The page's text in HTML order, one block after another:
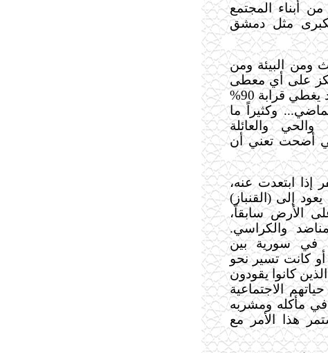
أبناء المجتمع
مثل دمشق
ومن البيئة ومن
على أي معطى
من القيم، أو القناعات الأخلاقية. كان التقليد يغطي قرابة 90%
وكثيراً ما
والحي والعائلة
أضحت تعني أن
إذا ابتعدت عنه،
إلى (القنباز)
الأرض سابقاً،
والكراسي.
في سورية بين
أو كانت تسير نحو
كانوا يقودون
الاجتماعية
في مأكله ومشربه
هذا الأمر مع